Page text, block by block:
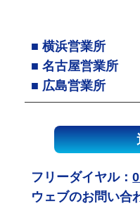
■ 横浜営業所
■ 名古屋営業所
■ 広島営業所
フリーダイヤル：
ウェブのお問い合